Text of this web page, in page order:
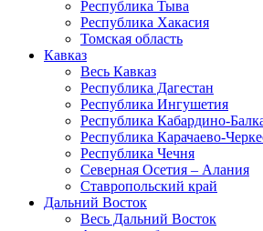
Республика Тыва
Республика Хакасия
Томская область
Кавказ
Весь Кавказ
Республика Дагестан
Республика Ингушетия
Республика Кабардино-
Республика Карачаево-
Республика Чечня
Северная Осетия – Алания
Ставропольский край
Дальний Восток
Весь Дальний Восток